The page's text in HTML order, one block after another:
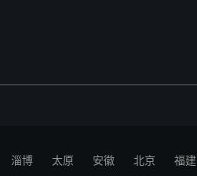
淄博 太原 安徽 北京 福建